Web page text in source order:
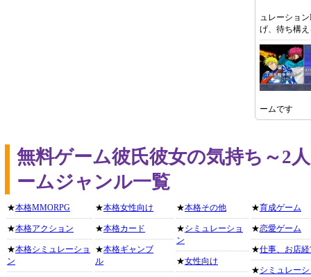
ュレーショ
げ、待ち構
ームです
無料ゲーム彼氏彼女の気持ち～2
ームジャンル一覧
★本格MMORPG
★本格アクション
★本格シミュレーショ
ン
★本格女性向け
★本格カード
★本格ギャンブ
ル
★本格その他
★シミュレーショ
ン
★女性向け
★育成ゲーム
★恋愛ゲーム
★仕事、お店
★シミュレー